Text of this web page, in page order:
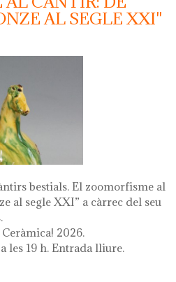
AL SEGLE XXI"
bestials. El zoomorfisme al
al segle XXI” a càrrec del seu
2026.
les 19 h. Entrada lliure.